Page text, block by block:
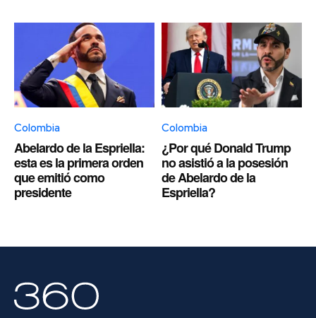
Colombia
Abelardo de la Espriella:
esta es la primera orden
que emitió como
presidente
Colombia
¿Por qué Donald Trump
no asistió a la posesión
de Abelardo de la
Espriella?